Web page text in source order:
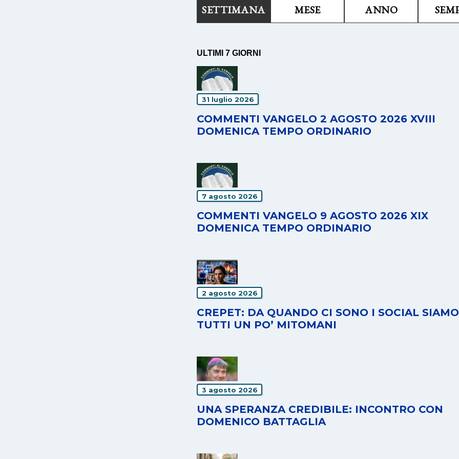
SETTIMANA MESE ANNO
ULTIMI 7 GIORNI
31 luglio 2026
COMMENTI VANGELO 2 AGOSTO 2026 XVIII
DOMENICA TEMPO ORDINARIO
7 agosto 2026
COMMENTI VANGELO 9 AGOSTO 2026 XIX
DOMENICA TEMPO ORDINARIO
2 agosto 2026
CREPET: DA QUANDO CI SONO I SOCIAL SIAMO
TUTTI UN PO’ MITOMANI
3 agosto 2026
UNA SPERANZA CREDIBILE: INCONTRO CON
DOMENICO BATTAGLIA